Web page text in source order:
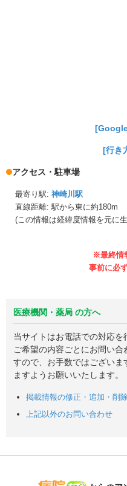
[行き
アクセス・駐車場
最寄り駅: 神崎川駅
直線距離: 駅から東に約180m
(この情報は経緯度情報を元に
医療機関・薬局 の方へ
当サイトはお電話での対応を
ご希望の内容ごとにお問い
すので、お手数ではござい
ますようお願いいたします。
掲載情報の修正・追加・削
上記以外のお問い合わせ